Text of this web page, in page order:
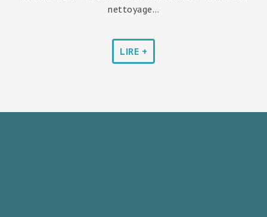
nettoyage…
LIRE +